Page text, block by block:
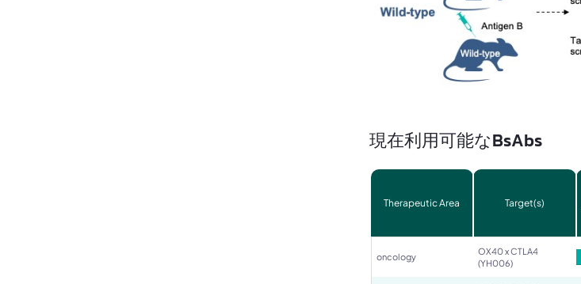
現在利用可能なBsAbs
Therapeutic Area Target(s)
oncology
OX40 x CTLA4
(YH006)